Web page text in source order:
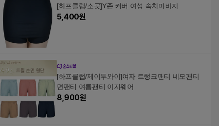
[하프클럽/소곳]Y존 커버 여성 속치마바지
5,400원
[하프클럽/제이투와이]여자 트렁크팬티 네모팬티
면팬티 여름팬티 이지웨어
8,900원